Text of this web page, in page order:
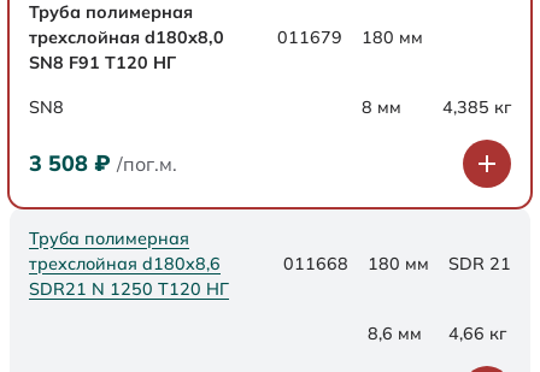
Труба полимерная
трехслойная d180х8,0
SN8 F91 Т120 НГ
011679 180 мм
SN8 8 мм 4,385 кг
3 508 ₽ /пог.м.
Труба полимерная
трехслойная d180x8,6
SDR21 N 1250 Т120 НГ
011668 180 мм SDR 21
8,6 мм 4,66 кг